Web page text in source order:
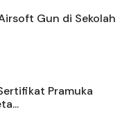
Gun di Sekolah
Pramuka